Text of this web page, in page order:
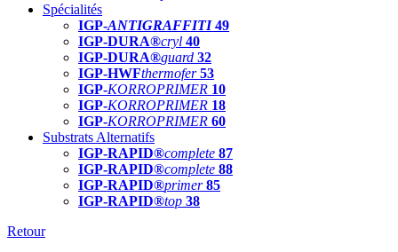
Spécialités
IGP-ANTIGRAFFITI49
IGP-DURA®cryl 40
IGP-DURA®guard 32
IGP-HWFthermofer 53
IGP-KORROPRIMER 10
IGP-KORROPRIMER 18
IGP-KORROPRIMER 60
Substrats Alternatifs
IGP-RAPID®complete 87
IGP-RAPID®complete 88
IGP-RAPID®primer 85
IGP-RAPID®top 38
Retour